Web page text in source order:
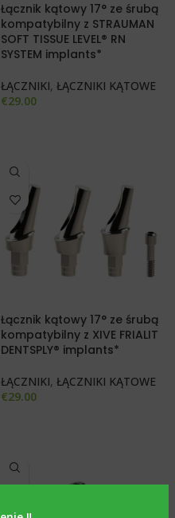
Łącznik kątowy 17° ze śrubą
kompatybilny z STRAUMAN
SOFT TISSUE LEVEL® RN
SYSTEM implants*
ŁĄCZNIKI, ŁĄCZNIKI KĄTOWE
€29.00
Łącznik kątowy 17° ze śrubą
kompatybilny z XIVE FRIALIT
DENTSPLY® implants*
ŁĄCZNIKI, ŁĄCZNIKI KĄTOWE
€29.00